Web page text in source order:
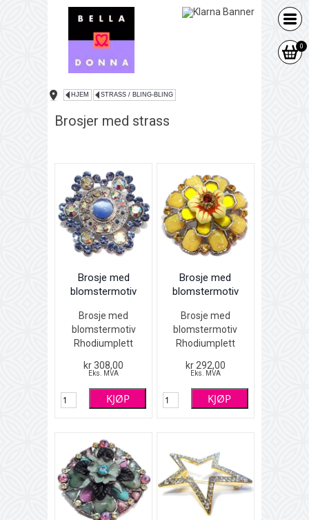
0
HJEM STRASS / BLING-BLING
Brosjer med strass
Brosje med
blomstermotiv
Brosje med
blomstermotiv
Rhodiumplett
fargete Swarovski
glassperler
4 x 4 cm
kr 308,00
Eks. MVA
KJØP
Brosje med
blomstermotiv
Brosje med
blomstermotiv
Rhodiumplett
fargete Swarovski
emalje og
glassperler
kr 292,00
Eks. MVA
KJØP